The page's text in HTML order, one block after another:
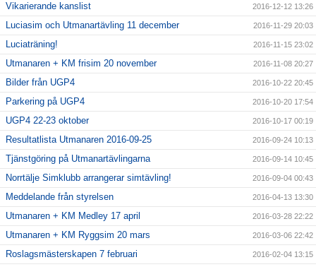
Vikarierande kanslist 2016-12-12 13:26
Luciasim och Utmanartävling 11 december 2016-11-29 20:03
Luciaträning! 2016-11-15 23:02
Utmanaren + KM frisim 20 november 2016-11-08 20:27
Bilder från UGP4 2016-10-22 20:45
Parkering på UGP4 2016-10-20 17:54
UGP4 22-23 oktober 2016-10-17 00:19
Resultatlista Utmanaren 2016-09-25 2016-09-24 10:13
Tjänstgöring på Utmanartävlingarna 2016-09-14 10:45
Norrtälje Simklubb arrangerar simtävling! 2016-09-04 00:43
Meddelande från styrelsen 2016-04-13 13:30
Utmanaren + KM Medley 17 april 2016-03-28 22:22
Utmanaren + KM Ryggsim 20 mars 2016-03-06 22:42
Roslagsmästerskapen 7 februari 2016-02-04 13:15